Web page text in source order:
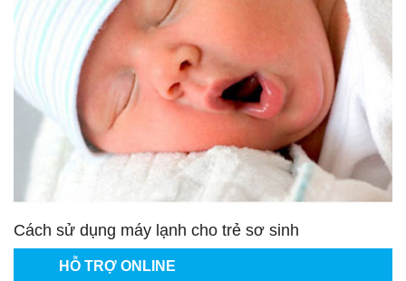
HỖ TRỢ ONLINE
Cách sử dụng máy lạnh cho trẻ sơ sinh